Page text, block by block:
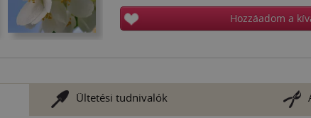
Hozzáadom a
Ültetési tudnivalók